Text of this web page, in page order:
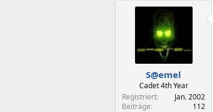
s
t
e
l
l
t
a
m
S@emel
Cadet 4th Year
Registriert
Jan. 2002
Beiträge
112